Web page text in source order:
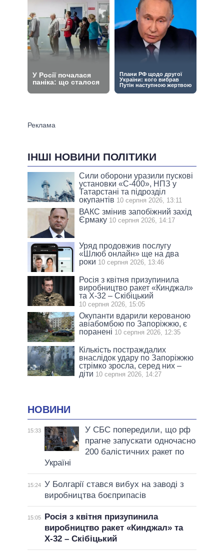
ІНШІ НОВИНИ ПОЛІТИКИ
Сили оборони уразили пускові
установки «С-400», НПЗ у
Татарстані та підрозділ
окупантів 10 серпня 2026, 13:11
ВАКС змінив запобіжний захід
Єрмаку 10 серпня 2026, 14:17
Уряд продовжив послугу
«Шлюб онлайн» ще на два
роки 10 серпня 2026, 13:46
Росія з квітня призупинила
виробництво ракет «Кинджал»
та Х-32 – Скібіцький
10 серпня 2026, 15:05
Окупанти вдарили керованою
авіабомбою по Запоріжжю, є
поранені 10 серпня 2026, 12:35
Кількість постраждалих
внаслідок удару по Запоріжжю
стрімко зросла, серед них –
діти 10 серпня 2026, 14:27
НОВИНИ
15:33
У СБС попередили, що рф
прагне запускати одночасно
200 балістичних ракет по
Україні
15:24 У Болгарії стався вибух на заводі з
виробництва боєприпасів
15:05
Росія з квітня призупинила
виробництво ракет «Кинджал» та
Х-32 – Скібіцький